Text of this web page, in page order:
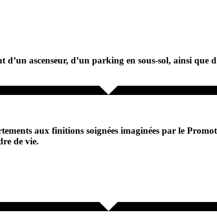
d’un ascenseur, d’un parking en sous-sol, ainsi
aux finitions soignées imaginées par le
de vie.